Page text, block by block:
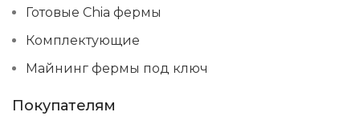
Готовые Chia фермы
Комплектующие
Майнинг фермы под ключ
Покупателям